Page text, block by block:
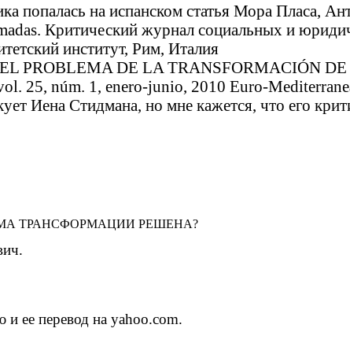
попалась на испанском статья Мора
Критический журнал социальных и
институт, Рим, Италия
PROBLEMA DE LA TRANSFORMACIÓN
25, núm. 1, enero-junio, 2010 Euro-
Иена Стидмана, но мне кажется, что его
ТРАНСФОРМАЦИИ РЕШЕНА?
и ее перевод на yahoo.com.